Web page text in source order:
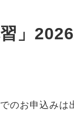
」
のお申込みは